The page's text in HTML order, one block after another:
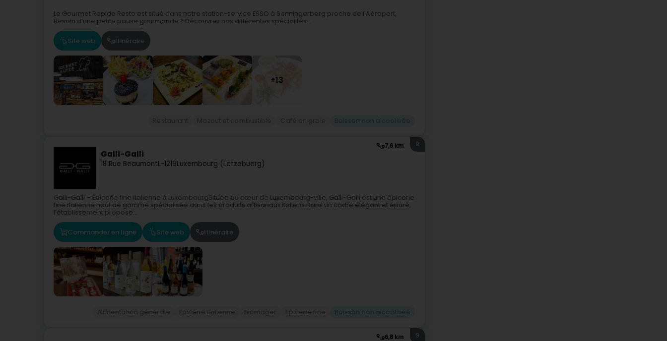
Le Gourmet Rapide Resto est situé dans notre station-service ESSO à Senningerberg proche de l'Aéroport,
Besoin d’une petite pause gourmande ? Découvrez nos différentes spécialités...
Site web Itinéraire
+13
7,6 km
Galli-Galli
18 Rue BeaumontL-1219Luxembourg (Lëtzebuerg)
8
Galli-Galli – Épicerie fine italienne à LuxembourgSituée au cœur de Luxembourg-ville, Galli-Galli est une épicerie
fine italienne haut de gamme spécialisée dans les produits artisanaux italiens.Dans un cadre élégant et épuré,
l’établissement propose...
Commander en ligne Site web Itinéraire
6,8 km 9